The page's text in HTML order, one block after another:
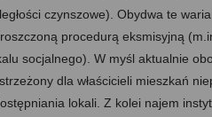
czynszowe). Obydwa te
procedurą eksmisyjną
socjalnego). W myśl aktualnie
dla właścicieli mieszkań
lokali. Z kolei najem